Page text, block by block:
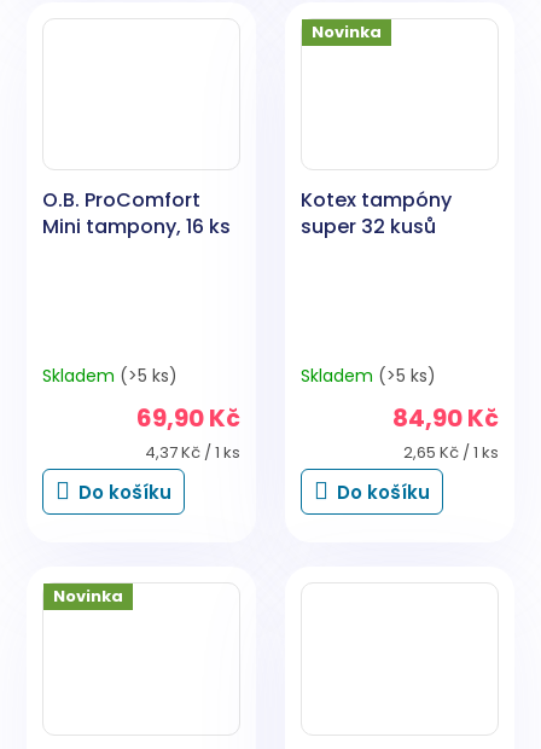
O.B. ProComfort
Mini tampony, 16 ks
Skladem (>5 ks)
69,90 Kč
Měrná
cena:
4,37 Kč / 1 ks
Do košíku
Novinka
Kotex tampóny
super 32 kusů
Skladem (>5 ks)
84,90 Kč
Měrná
cena:
2,65 Kč / 1 ks
Do košíku
Novinka